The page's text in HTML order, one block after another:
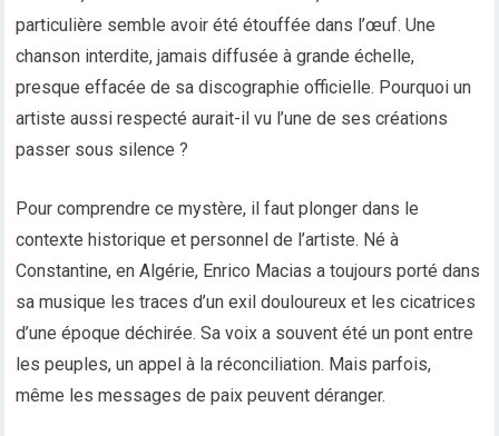
particulière semble avoir été étouffée dans l’œuf. Une
chanson interdite, jamais diffusée à grande échelle,
presque effacée de sa discographie officielle. Pourquoi un
artiste aussi respecté aurait-il vu l’une de ses créations
passer sous silence ?
Pour comprendre ce mystère, il faut plonger dans le
contexte historique et personnel de l’artiste. Né à
Constantine, en Algérie, Enrico Macias a toujours porté dans
sa musique les traces d’un exil douloureux et les cicatrices
d’une époque déchirée. Sa voix a souvent été un pont entre
les peuples, un appel à la réconciliation. Mais parfois,
même les messages de paix peuvent déranger.